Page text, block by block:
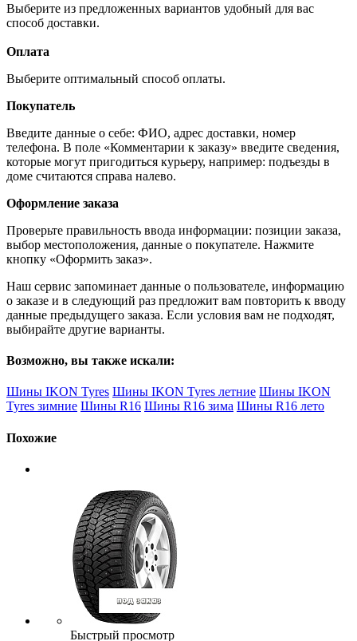
Выберите из предложенных вариантов удобный для вас
способ доставки.
Оплата
Выберите оптимальный способ оплаты.
Покупатель
Введите данные о себе: ФИО, адрес доставки, номер
телефона. В поле «Комментарии к заказу» введите сведения,
которые могут пригодиться курьеру, например: подъезды в
доме считаются справа налево.
Оформление заказа
Проверьте правильность ввода информации: позиции заказа,
выбор местоположения, данные о покупателе. Нажмите
кнопку «Оформить заказ».
Наш сервис запоминает данные о пользователе, информацию
о заказе и в следующий раз предложит вам повторить к вводу
данные предыдущего заказа. Если условия вам не подходят,
выбирайте другие варианты.
Возможно, вы также искали:
Шины IKON Tyres Шины IKON Tyres летние Шины IKON
Tyres зимние Шины R16 Шины R16 зима Шины R16 лето
Похожие
Быстрый просмотр